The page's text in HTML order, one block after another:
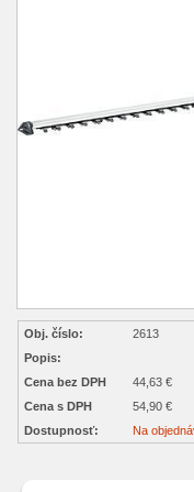
Obj. číslo:
2613
Popis:
Cena bez DPH
44,63 €
Cena s DPH
54,90 €
Dostupnosť:
Na